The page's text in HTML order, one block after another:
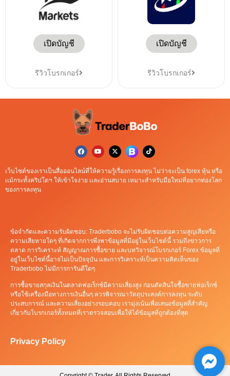
เปิดบัญชี
รีวิวโบรกเกอร์
เปิดบัญชี
รีวิวโบรกเกอร์
เว็บไซต์ของเราเป็นสื่อออนไลน์ที่ให้ความรู้เรื่องการลงทุน ไม่ว่าจะเป็น forex หุ้น หรือ
เเม้กระทั้งคริปโตฯ ให้เข้าใจง่าย เเละอ่านสบาย เหมาะสำหรับมือใหม่ที่อยากท่องโลก
ของการลงทุน
ข้อจำกัดและความรับผิดชอบ: Traderbobo จะไม่รับผิดชอบต่อความสูญเสียหรือ
ความเสียหายใดๆ ที่เกิดจากการพึ่งพาข้อมูลที่มีอยู่ในเว็บไซต์นี้ รวมถึงข่าวการ
ตลาด การวิเคราะห์ สัญญาณการซื้อขาย และบทวิจารณ์โบรกเกอร์ Forex ข้อมูลที่
อยู่ในเว็บไซต์นี้อาจไม่เป็นปัจจุบัน และการวิเคราะห์เป็นความคิดเห็นของ
Traderbobo ไม่มีการการันตีใดๆ
การซื้อขายสกุลเงินในตลาดฟอเร็กซ์มีความเสี่ยงสูง ก่อนตัดสินใจซื้อขายฟอเร็กซ์
หรือใช้เครื่องมือทางการเงินอื่นๆ ควรพิจารณาวัตถุประสงค์การลงทุน ระดับ
ประสบการณ์ และความเสี่ยงอย่างรอบคอบ เรามุ่งเน้นเพื่อเสนอข้อมูลที่สำคัญ
เกี่ยวกับโบรกเกอร์ทั้งหมดที่เราตรวจสอบเพื่อให้ได้ข้อมูลที่ถูกต้องที่สุด
Privacy Policy